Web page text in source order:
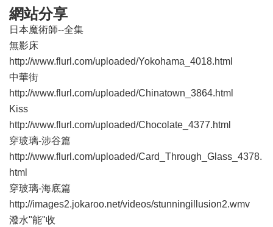
網站分享
日本魔術師--全集
無影床
http://www.flurl.com/uploaded/Yokohama_4018.html
中華街
http://www.flurl.com/uploaded/Chinatown_3864.html
Kiss
http://www.flurl.com/uploaded/Chocolate_4377.html
穿玻璃-涉谷篇
http://www.flurl.com/uploaded/Card_Through_Glass_4378.
html
穿玻璃-海底篇
http://images2.jokaroo.net/videos/stunningillusion2.wmv
潑水"能"收